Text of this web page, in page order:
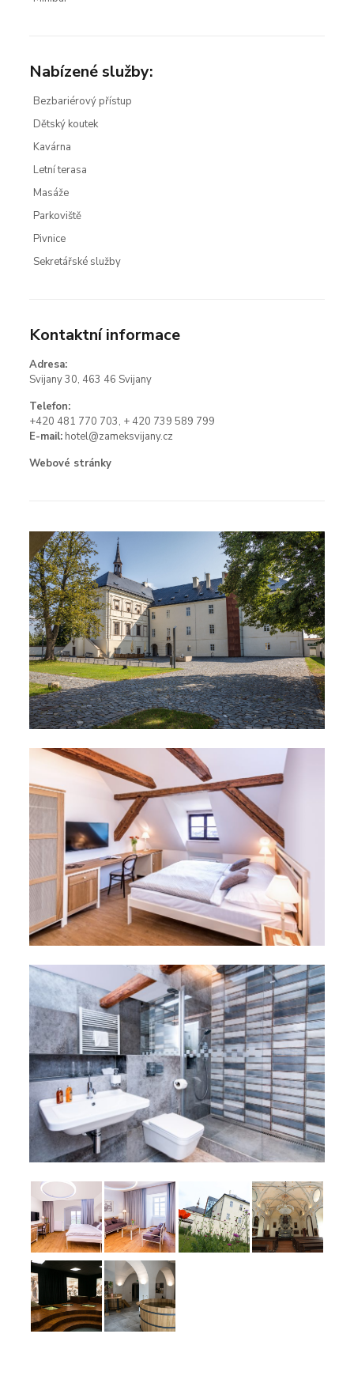
Nabízené služby:
Bezbariérový přístup
Dětský koutek
Kavárna
Letní terasa
Masáže
Parkoviště
Pivnice
Sekretářské služby
Kontaktní informace
Adresa:
Svijany 30, 463 46 Svijany
Telefon:
+420 481 770 703, + 420 739 589 799
E-mail:hotel@zameksvijany.cz
Webové stránky